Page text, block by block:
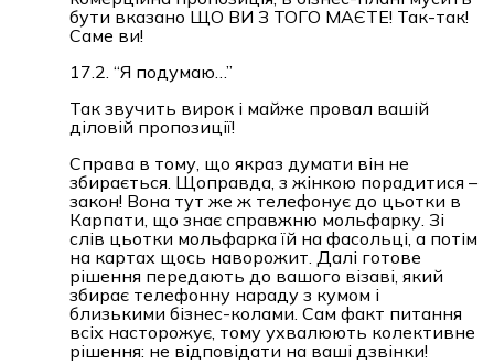
бути вказано ЩО ВИ З ТОГО МАЄТЕ! Так-так!
Саме ви!
17.2. “Я подумаю…”
Так звучить вирок і майже провал вашій
діловій пропозиції!
Справа в тому, що якраз думати він не
збирається. Щоправда, з жінкою порадитися –
закон! Вона тут же ж телефонує до цьотки в
Карпати, що знає справжню мольфарку. Зі
слів цьотки мольфарка їй на фасольці, а потім
на картах щось наворожит. Далі готове
рішення передають до вашого візаві, який
збирає телефонну нараду з кумом і
близькими бізнес-колами. Сам факт питання
всіх насторожує, тому ухвалюють колективне
рішення: не відповідати на ваші дзвінки!